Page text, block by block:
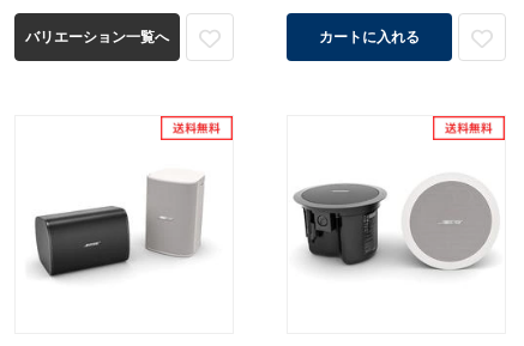
バリエーション一覧へ カートに入れる